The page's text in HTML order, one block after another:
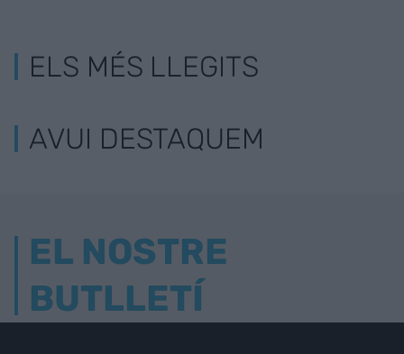
ELS MÉS LLEGITS
AVUI DESTAQUEM
EL NOSTRE
BUTLLETÍ